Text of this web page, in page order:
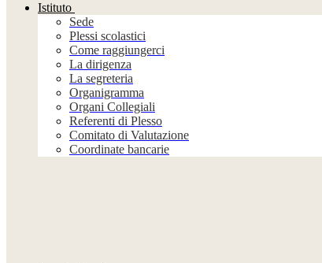
Istituto
Sede
Plessi scolastici
Come raggiungerci
La dirigenza
La segreteria
Organigramma
Organi Collegiali
Referenti di Plesso
Comitato di Valutazione
Coordinate bancarie